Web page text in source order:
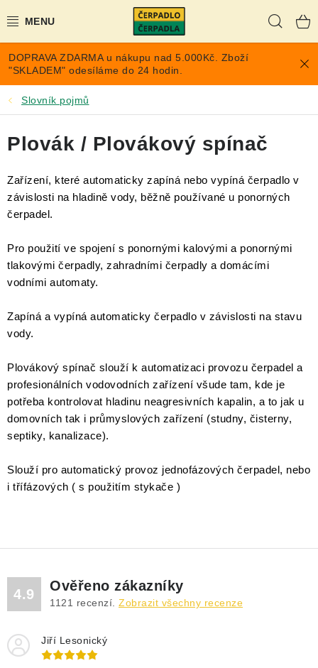
na
AKCE A SLEVY
PONORNÁ ČERPADLA
VYUŽITÍ DEŠŤOVÉ VODY
PŘÍSLUŠENSTVÍ PRO ČERPADLA
POPTÁVKA
EXPANZOMATY NA TOPENÍ
DRENÁŽNÍ ČERPADLA
OBĚHOVÁ ČERPADLA
DOMÁCÍ VODÁRNY
RUČNÍ ČERPADLA
KABELY A SPOJKY
NÁHRADNÍ DÍLY
DOPRAVA ZDARMA u nákupu nad 5.000Kč. Zboží
"SKLADEM" odesíláme do 24 hodin.
Slovník pojmů
Plovák / Plovákový spínač
Zařízení, které automaticky zapíná nebo vypíná čerpadlo v
závislosti na hladině vody, běžně používané u ponorných
čerpadel.
Pro použití ve spojení s ponornými kalovými a ponornými
tlakovými čerpadly, zahradními čerpadly a domácími
vodními automaty.
Zapíná a vypíná automaticky čerpadlo v závislosti na stavu
vody.
Plovákový spínač slouží k automatizaci provozu čerpadel a
profesionálních vodovodních zařízení všude tam, kde je
potřeba kontrolovat hladinu neagresivních kapalin, a to jak u
domovních tak i průmyslových zařízení (studny, čisterny,
septiky, kanalizace).
S louží pro automatický provoz jednofázových čerpadel, nebo
i třífázových ( s použitím stykače )
4.9
Ověřeno zákazníky
1121 recenzí. Zobrazit všechny recenze
Jiří Lesonický